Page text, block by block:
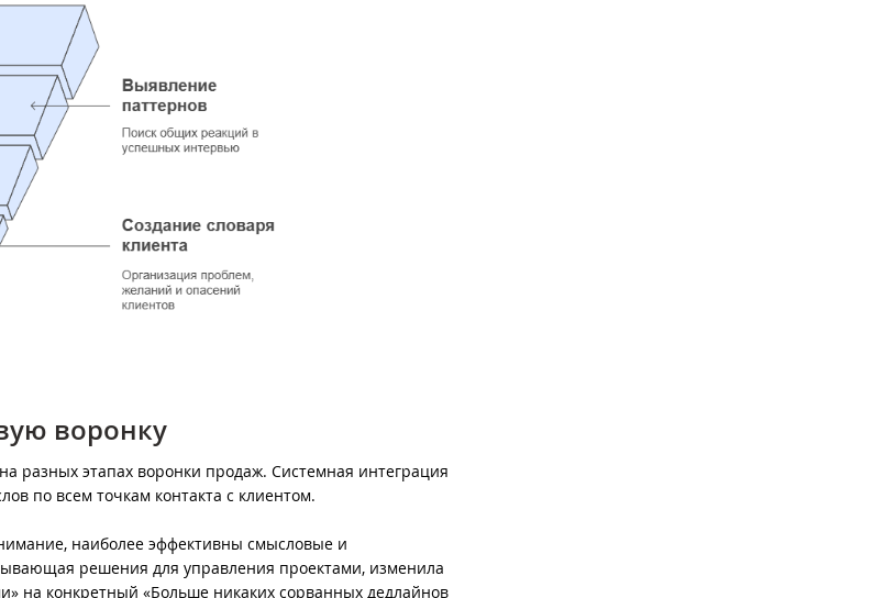
воронку
разных этапах воронки продаж. Системная интеграция
по всем точкам контакта с клиентом.
наиболее эффективны смысловые и
решения для управления проектами, изменила
на конкретный «Больше никаких сорванных дедлайнов